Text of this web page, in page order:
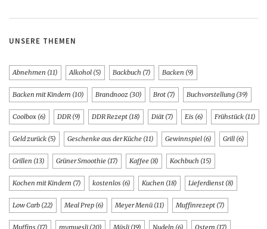
UNSERE THEMEN
Abnehmen (11) Alkohol (5) Backbuch (7) Backen (9)
Backen mit Kindern (10) Brandnooz (30) Brot (7) Buchvorstellung (39)
Coolbox (6) DDR (9) DDR Rezept (18) Diät (7) Eis (6) Frühstück (11)
Geld zurück (5) Geschenke aus der Küche (11) Gewinnspiel (6) Grill (6)
Grillen (13) Grüner Smoothie (17) Kaffee (8) Kochbuch (15)
Kochen mit Kindern (7) kostenlos (6) Kuchen (18) Lieferdienst (8)
Low Carb (22) Meal Prep (6) Meyer Menü (11) Muffinrezept (7)
Muffins (17) mymuesli (20) Müsli (19) Nudeln (6) Ostern (17)